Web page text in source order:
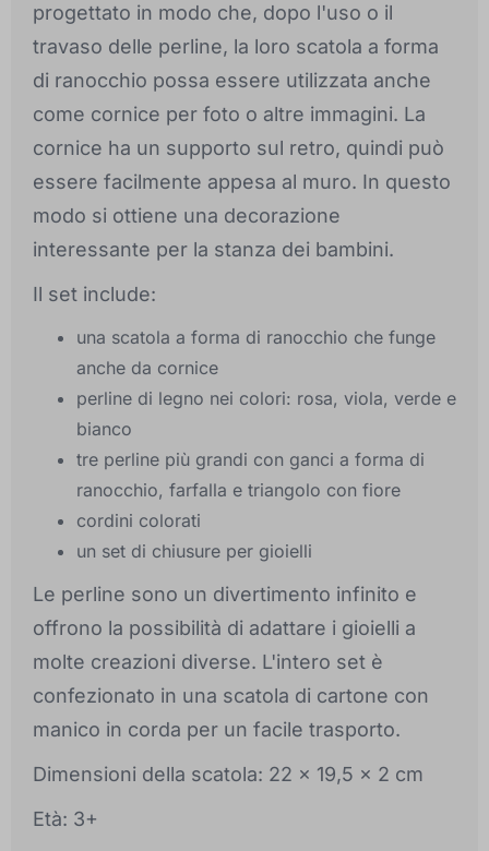
progettato in modo che, dopo l'uso o il
travaso delle perline, la loro scatola a forma
di ranocchio possa essere utilizzata anche
come cornice per foto o altre immagini. La
cornice ha un supporto sul retro, quindi può
essere facilmente appesa al muro. In questo
modo si ottiene una decorazione
interessante per la stanza dei bambini.
Il set include:
una scatola a forma di ranocchio che funge
anche da cornice
perline di legno nei colori: rosa, viola, verde e
bianco
tre perline più grandi con ganci a forma di
ranocchio, farfalla e triangolo con fiore
cordini colorati
un set di chiusure per gioielli
Le perline sono un divertimento infinito e
offrono la possibilità di adattare i gioielli a
molte creazioni diverse. L'intero set è
confezionato in una scatola di cartone con
manico in corda per un facile trasporto.
Dimensioni della scatola: 22 x 19,5 x 2 cm
Età: 3+